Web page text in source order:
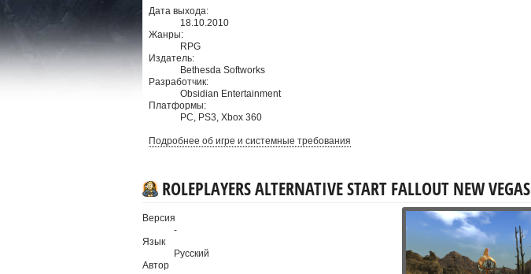
Дата выхода:
18.10.2010
Жанры:
RPG
Издатель:
Bethesda Softworks
Разработчик:
Obsidian Entertainment
Платформы:
PC, PS3, Xbox 360
Подробнее об игре и системные требования
ROLEPLAYERS ALTERNATIVE START FALLOUT NEW VEGAS
Версия
-
Язык
Русский
Автор